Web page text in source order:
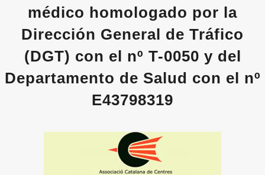
médico homologado por la
Dirección General de Tráfico
(DGT) con el nº T-0050 y del
Departamento de Salud con el nº
E43798319